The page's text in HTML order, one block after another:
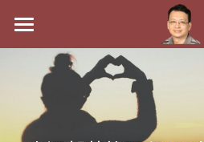
最新消息
商品分類
八字線上完整班
科學八字推理PDF